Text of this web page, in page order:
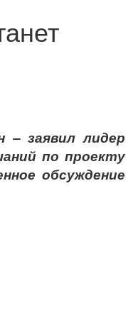
заявил лидер
по проекту
обсуждение